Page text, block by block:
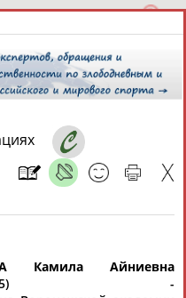
2026 года,
Расширенный поиск
Камила Айниевна
-